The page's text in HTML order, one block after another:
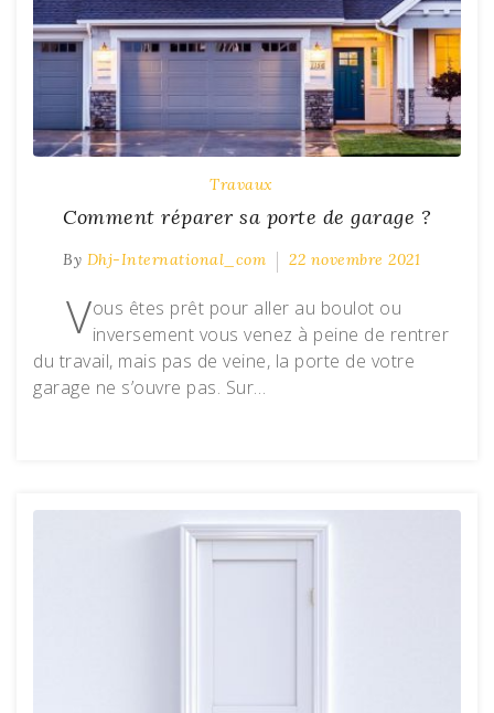
Travaux
Comment réparer sa porte de garage ?
By Dhj-International_com 22 novembre 2021
Vous êtes prêt pour aller au boulot ou
inversement vous venez à peine de rentrer
du travail, mais pas de veine, la porte de votre
garage ne s’ouvre pas. Sur…